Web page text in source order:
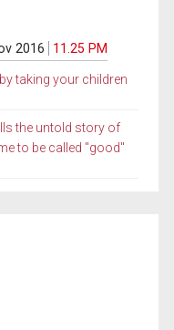
2016 11.25 PM
taking your children
the untold story of
to be called "good"